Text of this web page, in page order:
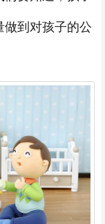
做到对孩子的公